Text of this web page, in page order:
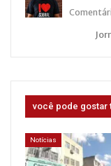
você pode gostar
Notícias